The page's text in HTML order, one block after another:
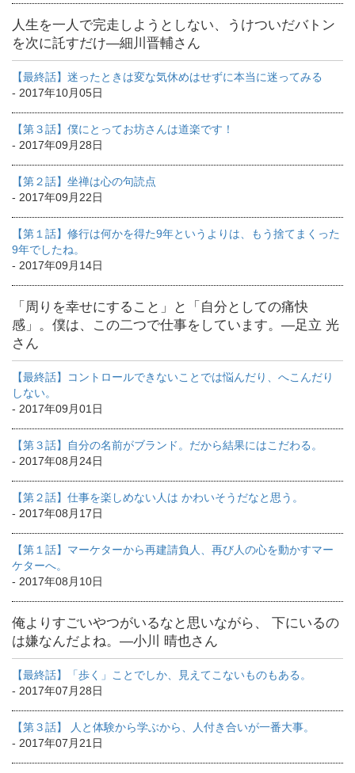
人生を一人で完走しようとしない、うけついだバトン
を次に託すだけ―細川晋輔さん
【最終話】迷ったときは変な気休めはせずに本当に迷ってみる
- 2017年10月05日
【第３話】僕にとってお坊さんは道楽です！
- 2017年09月28日
【第２話】坐禅は心の句読点
- 2017年09月22日
【第１話】修行は何かを得た9年というよりは、もう捨てまくった
9年でしたね。
- 2017年09月14日
「周りを幸せにすること」と「自分としての痛快
感」。僕は、この二つで仕事をしています。―足立 光
さん
【最終話】コントロールできないことでは悩んだり、へこんだり
しない。
- 2017年09月01日
【第３話】自分の名前がブランド。だから結果にはこだわる。
- 2017年08月24日
【第２話】仕事を楽しめない人は かわいそうだなと思う。
- 2017年08月17日
【第１話】マーケターから再建請負人、再び人の心を動かすマー
ケターへ。
- 2017年08月10日
俺よりすごいやつがいるなと思いながら、 下にいるの
は嫌なんだよね。―小川 晴也さん
【最終話】「歩く」ことでしか、見えてこないものもある。
- 2017年07月28日
【第３話】 人と体験から学ぶから、人付き合いが一番大事。
- 2017年07月21日